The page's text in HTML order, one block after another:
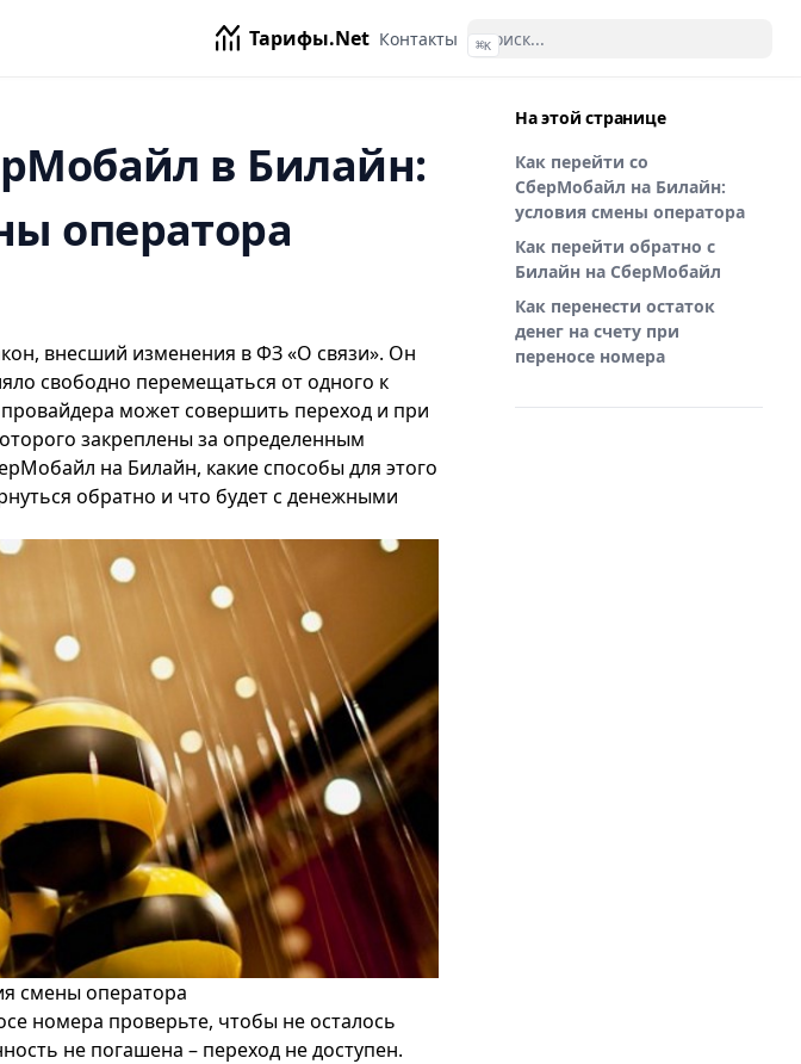
Тарифы.Net Контакты ⌘K
На этой странице
Как перейти со
СберМобайл на Билайн:
условия смены оператора
Как перейти обратно с
Билайн на СберМобайл
Как перенести остаток
денег на счету при
переносе номера
в Билайн:
оператора
внесший изменения в ФЗ «О связи». Он
свободно перемещаться от одного к
может совершить переход и при
закреплены за определенным
на Билайн, какие способы для этого
обратно и что будет с денежными
смены оператора
номера проверьте, чтобы не осталось
не погашена – переход не доступен.